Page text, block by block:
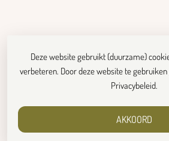
Deze website gebruikt (duurzame)
verbeteren. Door deze website te
Privacybeleid.
AKKOORD